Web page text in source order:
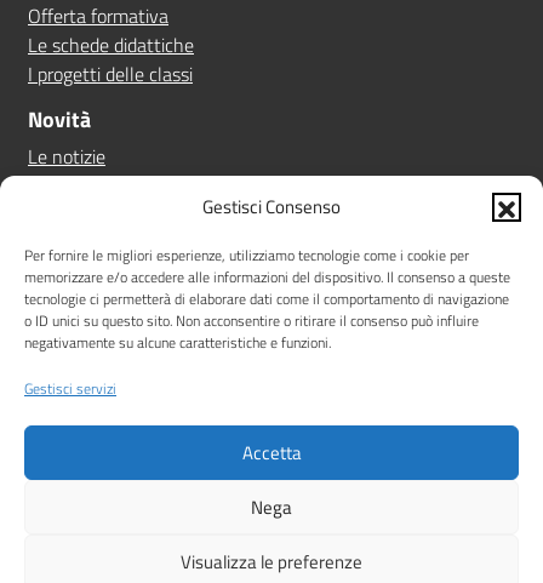
Gestisci Consenso
Per fornire le migliori esperienze, utilizziamo tecnologie come i cookie per
memorizzare e/o accedere alle informazioni del dispositivo. Il consenso a queste
tecnologie ci permetterà di elaborare dati come il comportamento di navigazione
o ID unici su questo sito. Non acconsentire o ritirare il consenso può influire
negativamente su alcune caratteristiche e funzioni.
Gestisci servizi
Accetta
Nega
Visualizza le preferenze
Offerta formativa
Le schede didattiche
I progetti delle classi
Novità
Le notizie
Le circolari
Albo online
Pn 21/27
Ptof
Iscrizioni
Sicurezza
Amministrazione TrasparenteAlbo onlinePrivacy Policy
Dichiarazione di accessibilità
Idea e progetto di Designers Italia